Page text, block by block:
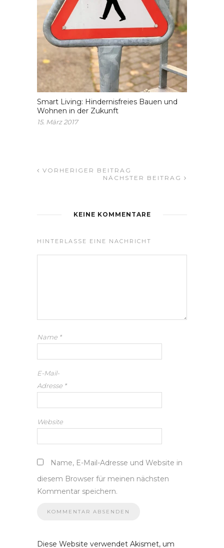
Smart Living: Hindernisfreies Bauen und
Wohnen in der Zukunft
15. März 2017
VORHERIGER BEITRAG
NÄCHSTER BEITRAG
KEINE KOMMENTARE
HINTERLASSE EINE NACHRICHT
Name *
E-Mail-
Adresse *
Website
Name, E-Mail-Adresse und Website in
diesem Browser für meinen nächsten
Kommentar speichern.
Diese Website verwendet Akismet, um